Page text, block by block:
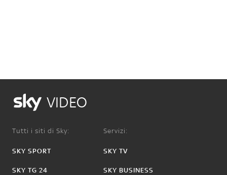
VIDEO
Tutti i siti di Sky:
SKY SPORT
SKY TG 24
Servizi:
SKY TV
SKY BUSINESS